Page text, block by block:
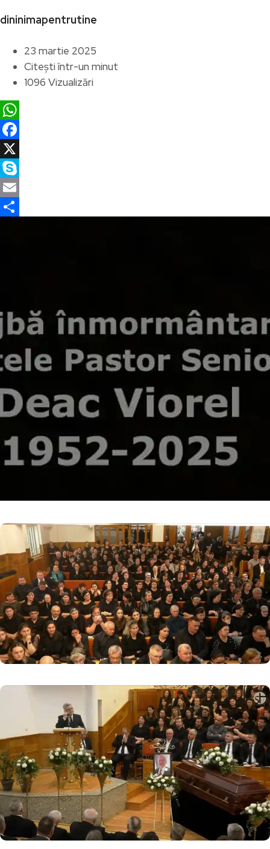
dininimapentrutine
23 martie 2025
Citești într-un minut
1096 Vizualizări
WhatsApp
Facebook
X
Skype
Email